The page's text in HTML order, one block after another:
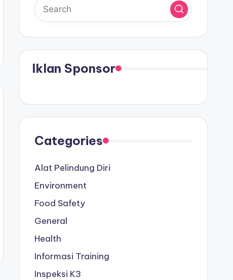
Iklan Sponsor
Categories
Alat Pelindung Diri
Environment
Food Safety
General
Health
Informasi Training
Inspeksi K3